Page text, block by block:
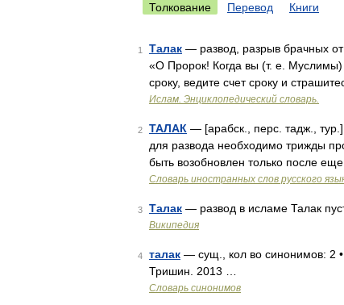
Толкование Перевод Книги
1 Талак — развод, разрыв брачных
«О Пророк! Когда вы (т. е. Муслимы)
сроку, ведите счет сроку и
Ислам. Энциклопедический словарь.
2 ТАЛАК — [арабск., перс. тадж.,
для развода необходимо трижды
быть возобновлен только после
Словарь иностранных слов русского
3 Талак — развод в исламе Талак
Википедия
4 талак — сущ., кол во синонимов: 2
Тришин. 2013 …
Словарь синонимов